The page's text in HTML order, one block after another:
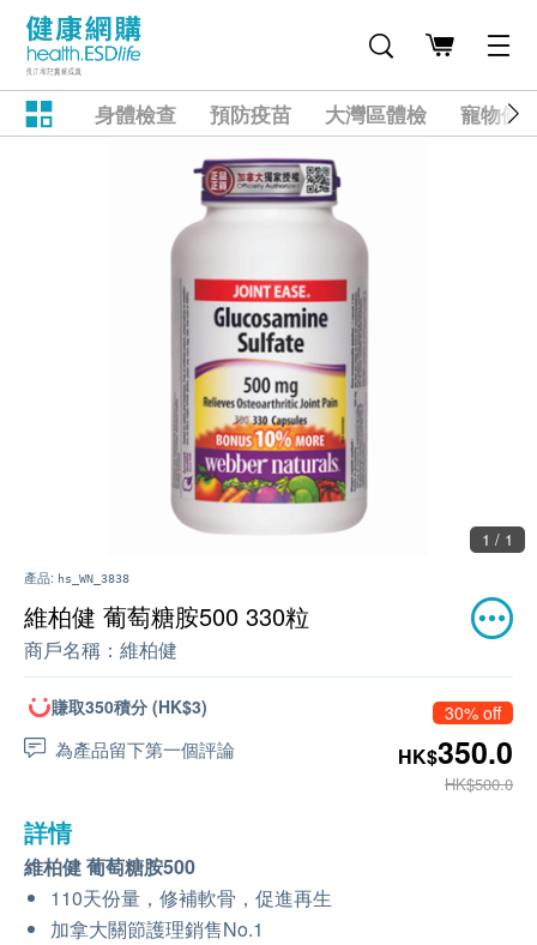
身體檢查 預防疫苗 大灣區體檢 寵物健
1 / 1
產品: hs_WN_3838
維柏健 葡萄糖胺500 330粒
商戶名稱： 維柏健
賺取350積分 (HK$3)
為產品留下第一個評論
30% off
HK$350.0
HK$500.0
詳情
維柏健 葡萄糖胺500
110天份量，修補軟骨，促進再生
加拿大關節護理銷售No.1